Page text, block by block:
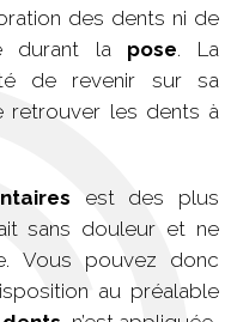
des dents ni de
durant la pose. La
de revenir sur sa
retrouver les dents à
est des plus
sans douleur et ne
Vous pouvez donc
au préalable